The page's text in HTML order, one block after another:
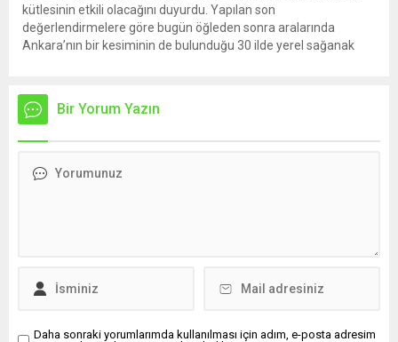
kütlesinin etkili olacağını duyurdu. Yapılan son
değerlendirmelere göre bugün öğleden sonra aralarında
Ankara’nın bir kesiminin de bulunduğu 30 ilde yerel sağanak
üzerine çıkarak yaz değerlerine ulaşacak. Ayrıca...
Bir Yorum Yazın
Daha sonraki yorumlarımda kullanılması için adım, e-posta adresim